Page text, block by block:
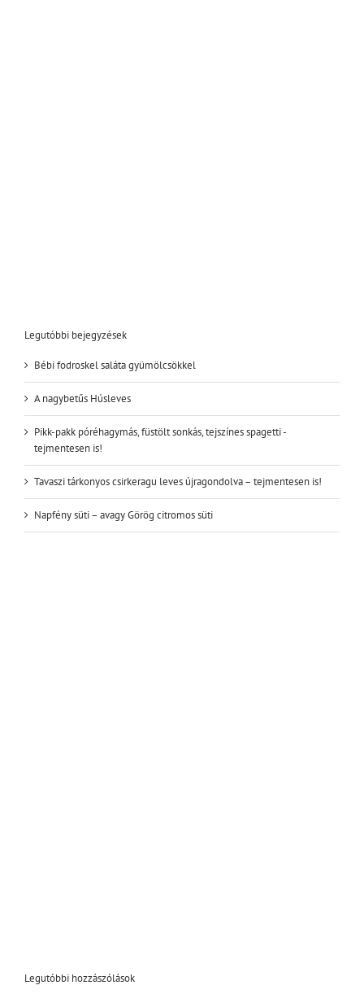
Legutóbbi bejegyzések
Bébi fodroskel saláta gyümölcsökkel
A nagybetűs Húsleves
Pikk-pakk póréhagymás, füstölt sonkás, tejszínes spagetti -
tejmentesen is!
Tavaszi tárkonyos csirkeragu leves újragondolva – tejmentesen is!
Napfény süti – avagy Görög citromos süti
Legutóbbi hozzászólások